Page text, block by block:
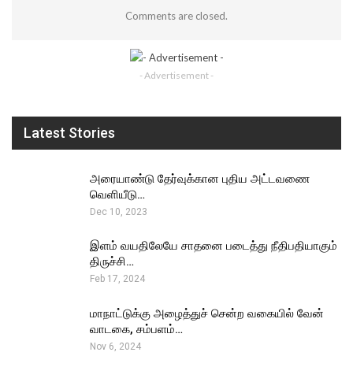
Comments are closed.
- Advertisement -
Latest Stories
அரையாண்டு தேர்வுக்கான புதிய அட்டவணை
வெளியீடு…
Dec 10, 2023
இளம் வயதிலேயே சாதனை படைத்து நீதிபதியாகும்
திருச்சி…
Feb 17, 2024
மாநாட்டுக்கு அழைத்துச் சென்ற வகையில் வேன்
வாடகை, சம்பளம்…
Nov 6, 2024